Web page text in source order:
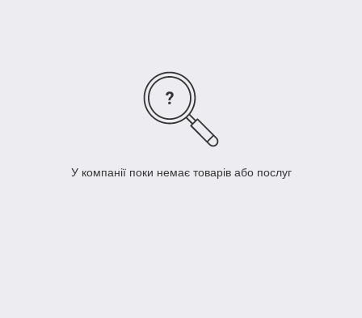
У компанії поки немає товарів або послуг